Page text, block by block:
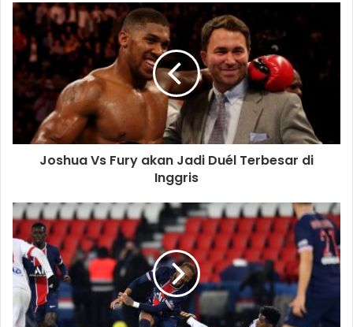
Joshua Vs Fury akan Jadi Duél Terbesar di
Inggris